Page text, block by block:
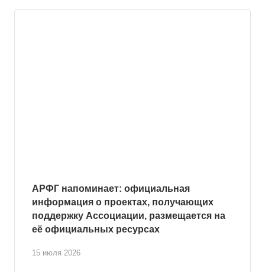
15 июля 2026
АРФГ напоминает: официальная
информация о проектах, получающих
поддержку Ассоциации, размещается на
её официальных ресурсах